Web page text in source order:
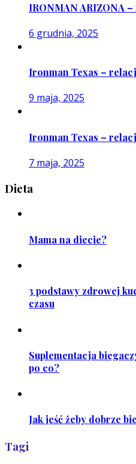
IRONMAN ARIZONA
6 grudnia, 2025
Ironman Texas –
9 maja, 2025
Ironman Texas –
7 maja, 2025
Dieta
Mama na diecie?
3 podstawy zdrowej
czasu
Suplementacja
po co?
Jak jeść żeby dobrze
Tagi